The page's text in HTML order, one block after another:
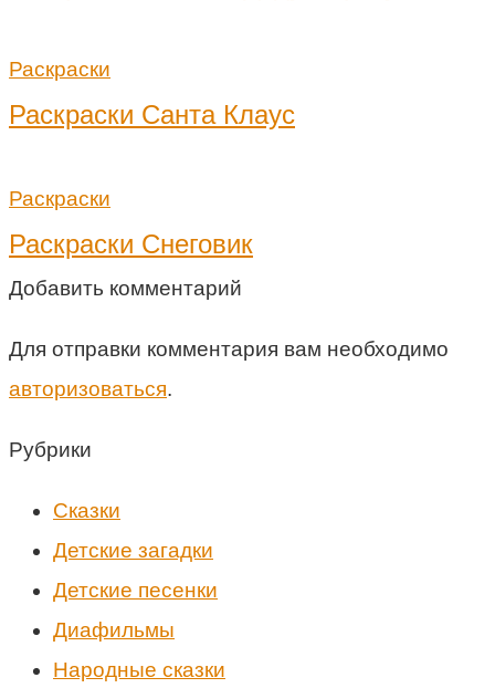
Раскраски
Раскраски Санта Клаус
Раскраски
Раскраски Снеговик
Добавить комментарий
Для отправки комментария вам необходимо
авторизоваться.
Рубрики
Cказки
Детские загадки
Детские песенки
Диафильмы
Народные сказки